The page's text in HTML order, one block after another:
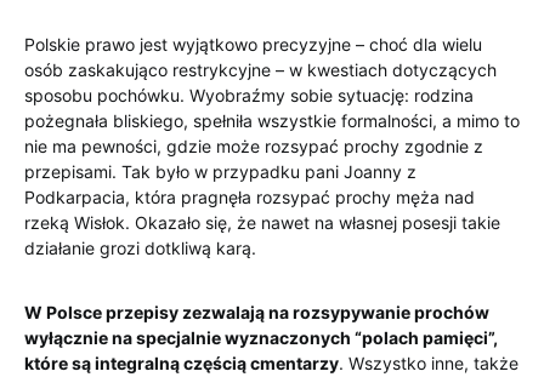
Polskie prawo jest wyjątkowo precyzyjne – choć dla wielu
osób zaskakująco restrykcyjne – w kwestiach dotyczących
sposobu pochówku. Wyobraźmy sobie sytuację: rodzina
pożegnała bliskiego, spełniła wszystkie formalności, a mimo to
nie ma pewności, gdzie może rozsypać prochy zgodnie z
przepisami. Tak było w przypadku pani Joanny z
Podkarpacia, która pragnęła rozsypać prochy męża nad
rzeką Wisłok. Okazało się, że nawet na własnej posesji takie
działanie grozi dotkliwą karą.
W Polsce przepisy zezwalają na rozsypywanie prochów
wyłącznie na specjalnie wyznaczonych “polach pamięci”,
które są integralną częścią cmentarzy. Wszystko inne, także